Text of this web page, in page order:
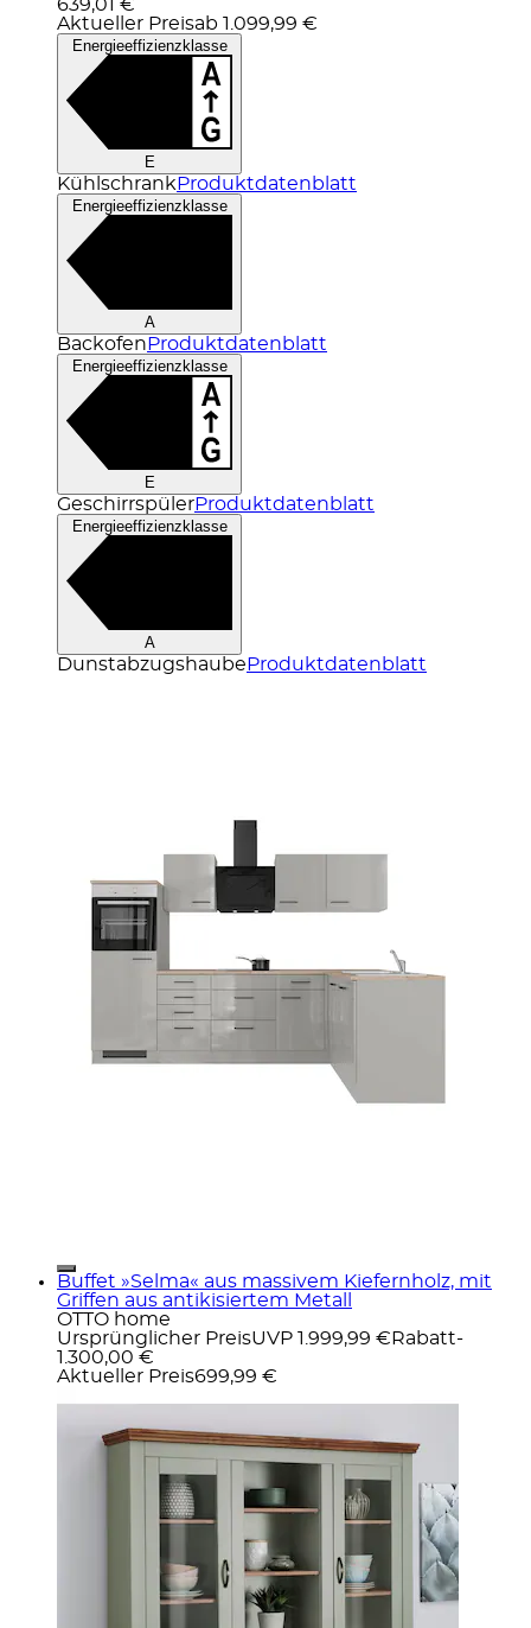
639,01 €
Aktueller Preisab 1.099,99 €
Energieeffizienzklasse
E
Kühlschrank Produktdatenblatt
Energieeffizienzklasse
A
Backofen Produktdatenblatt
Energieeffizienzklasse
E
GeschirrspülerProduktdatenblatt
Energieeffizienzklasse
A
Dunstabzugshaube Produktdatenblatt
Buffet »Selma« aus massivem Kiefernholz, mit
Griffen aus antikisiertem Metall
OTTO home
Ursprünglicher PreisUVP 1.999,99 € Rabatt-
1.300,00 €
Aktueller Preis699,99 €